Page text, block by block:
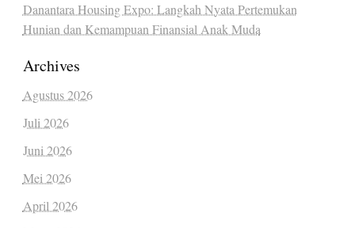
Danantara Housing Expo: Langkah Nyata Pertemukan
Hunian dan Kemampuan Finansial Anak Muda
Archives
Agustus 2026
Juli 2026
Juni 2026
Mei 2026
April 2026